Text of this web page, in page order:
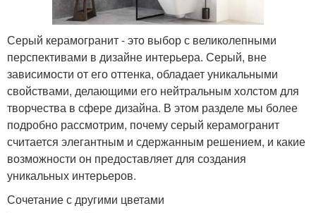
Серый керамогранит - это выбор с великолепными
перспективами в дизайне интерьера. Серый, вне
зависимости от его оттенка, обладает уникальными
свойствами, делающими его нейтральным холстом для
творчества в сфере дизайна. В этом разделе мы более
подробно рассмотрим, почему серый керамогранит
считается элегантным и сдержанным решением, и какие
возможности он предоставляет для создания
уникальных интерьеров.
Сочетание с другими цветами